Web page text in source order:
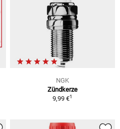
NGK
Zündkerze
9,99 €1